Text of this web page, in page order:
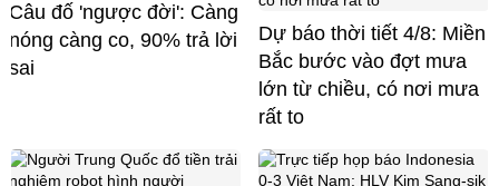
Câu đố 'ngược đời': Càng
nóng càng co, 90% trả lời
sai
Dự báo thời tiết 4/8: Miền
Bắc bước vào đợt mưa
lớn từ chiều, có nơi mưa
rất to